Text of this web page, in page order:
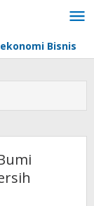
Bisnis